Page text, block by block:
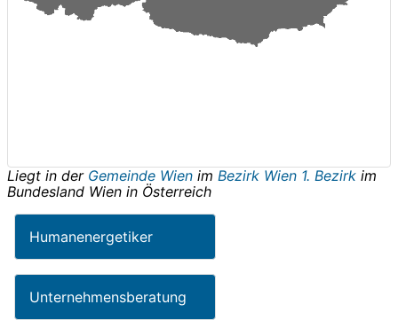
Liegt in der Gemeinde Wien im Bezirk Wien 1. Bezirk im
Bundesland Wien in Österreich
Humanenergetiker
Unternehmensberatung